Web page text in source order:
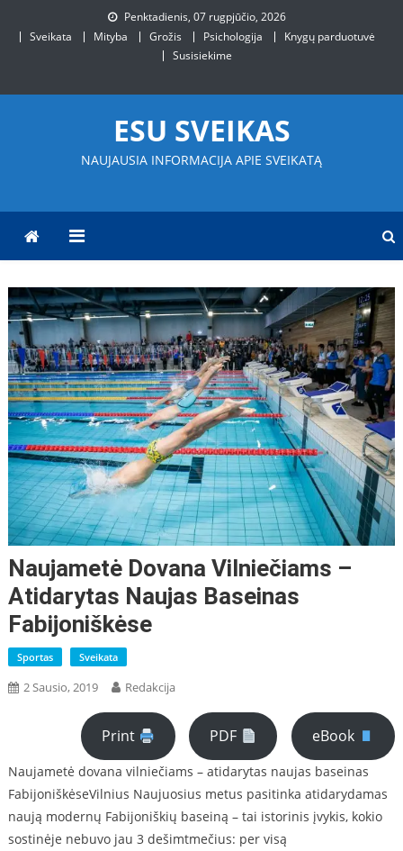
Penktadienis, 07 rugpjūčio, 2026
Sveikata
Mityba Grožis Psichologija
Knygų parduotuvė
Susisiekime
ESU SVEIKAS
NAUJAUSIA INFORMACIJA APIE SVEIKATĄ
Naujametė Dovana Vilniečiams –
Atidarytas Naujas Baseinas
Fabijoniškėse
Sportas Sveikata
2 Sausio, 2019 Redakcija
Print PDF eBook
Naujametė dovana vilniečiams – atidarytas naujas baseinas
FabijoniškėseVilnius Naujuosius metus pasitinka atidarydamas
naują modernų Fabijoniškių baseiną – tai istorinis įvykis, kokio
sostinėje nebuvo jau 3 dešimtmečius: per visą